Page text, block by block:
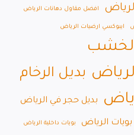
افضل مقاول دهانات الرياض
ايبوكسي ارضيات الرياض
بديل الرخام
بديل حجر في الرياض
بويات الرياض بويات داخلية الرياض